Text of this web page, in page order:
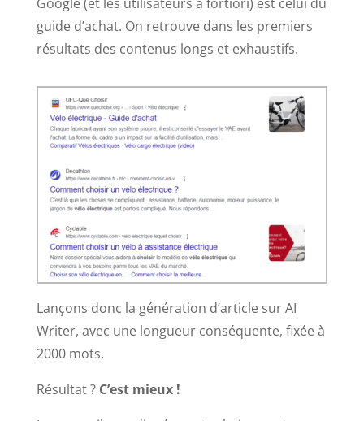
guide d’achat. On retrouve dans les premiers
résultats des contenus longs et exhaustifs.
Lançons donc la génération d’article sur AI
Writer, avec une longueur conséquente, fixée à
2000 mots.
Résultat ? C’est mieux !